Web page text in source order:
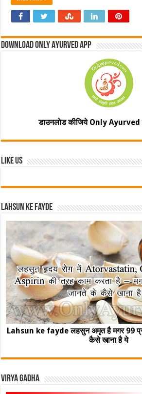
Download Only Ayurved App
डाउनलोड कीजिये Only Ayurved
Like Us
Lahsun ke fayde
Lahsun ke fayde लहसुन अमृत है मगर 99
कैसे खाना है ये
Virya Gadha